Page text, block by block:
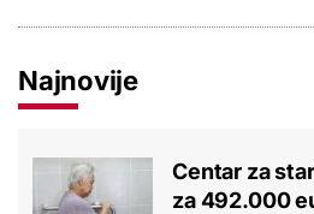
Najnovije
Centar za
za 492.000